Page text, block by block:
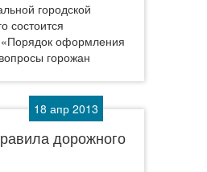
городской
состоится
«Порядок оформления
горожан
18 апр 2013
дорожного